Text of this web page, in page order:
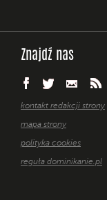
Znajdź nas
kontakt redakcji strony
mapa strony
polityka cookies
reguła dominikanie.pl